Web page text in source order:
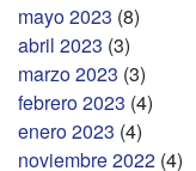
mayo 2023 (8)
abril 2023 (3)
marzo 2023 (3)
febrero 2023 (4)
enero 2023 (4)
noviembre 2022 (4)